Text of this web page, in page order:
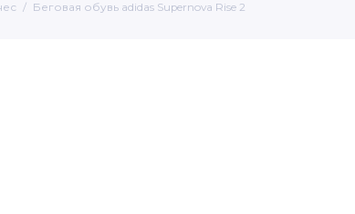
Беговая обувь adidas Supernova Rise 2